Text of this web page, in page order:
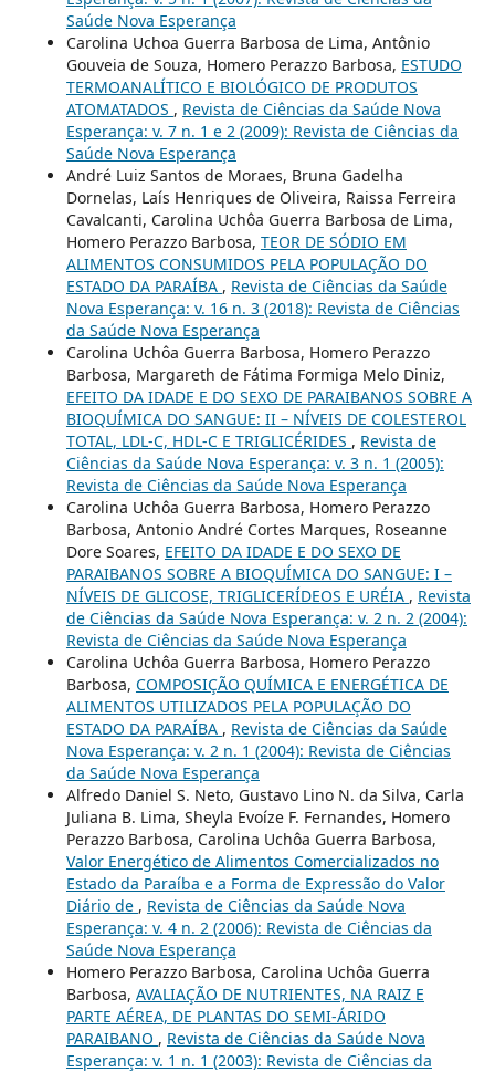
Saúde Nova Esperança
Carolina Uchoa Guerra Barbosa de Lima, Antônio
Gouveia de Souza, Homero Perazzo Barbosa, ESTUDO
TERMOANALÍTICO E BIOLÓGICO DE PRODUTOS
ATOMATADOS , Revista de Ciências da Saúde Nova
Esperança: v. 7 n. 1 e 2 (2009): Revista de Ciências da
Saúde Nova Esperança
André Luiz Santos de Moraes, Bruna Gadelha
Dornelas, Laís Henriques de Oliveira, Raissa Ferreira
Cavalcanti, Carolina Uchôa Guerra Barbosa de Lima,
Homero Perazzo Barbosa, TEOR DE SÓDIO EM
ALIMENTOS CONSUMIDOS PELA POPULAÇÃO DO
ESTADO DA PARAÍBA , Revista de Ciências da Saúde
Nova Esperança: v. 16 n. 3 (2018): Revista de Ciências
da Saúde Nova Esperança
Carolina Uchôa Guerra Barbosa, Homero Perazzo
Barbosa, Margareth de Fátima Formiga Melo Diniz,
EFEITO DA IDADE E DO SEXO DE PARAIBANOS SOBRE A
BIOQUÍMICA DO SANGUE: II – NÍVEIS DE COLESTEROL
TOTAL, LDL-C, HDL-C E TRIGLICÉRIDES , Revista de
Ciências da Saúde Nova Esperança: v. 3 n. 1 (2005):
Revista de Ciências da Saúde Nova Esperança
Carolina Uchôa Guerra Barbosa, Homero Perazzo
Barbosa, Antonio André Cortes Marques, Roseanne
Dore Soares, EFEITO DA IDADE E DO SEXO DE
PARAIBANOS SOBRE A BIOQUÍMICA DO SANGUE: I –
NÍVEIS DE GLICOSE, TRIGLICERÍDEOS E URÉIA , Revista
de Ciências da Saúde Nova Esperança: v. 2 n. 2 (2004):
Revista de Ciências da Saúde Nova Esperança
Carolina Uchôa Guerra Barbosa, Homero Perazzo
Barbosa, COMPOSIÇÃO QUÍMICA E ENERGÉTICA DE
ALIMENTOS UTILIZADOS PELA POPULAÇÃO DO
ESTADO DA PARAÍBA , Revista de Ciências da Saúde
Nova Esperança: v. 2 n. 1 (2004): Revista de Ciências
da Saúde Nova Esperança
Alfredo Daniel S. Neto, Gustavo Lino N. da Silva, Carla
Juliana B. Lima, Sheyla Evoíze F. Fernandes, Homero
Perazzo Barbosa, Carolina Uchôa Guerra Barbosa,
Valor Energético de Alimentos Comercializados no
Estado da Paraíba e a Forma de Expressão do Valor
Diário de , Revista de Ciências da Saúde Nova
Esperança: v. 4 n. 2 (2006): Revista de Ciências da
Saúde Nova Esperança
Homero Perazzo Barbosa, Carolina Uchôa Guerra
Barbosa, AVALIAÇÃO DE NUTRIENTES, NA RAIZ E
PARTE AÉREA, DE PLANTAS DO SEMI-ÁRIDO
PARAIBANO , Revista de Ciências da Saúde Nova
Esperança: v. 1 n. 1 (2003): Revista de Ciências da